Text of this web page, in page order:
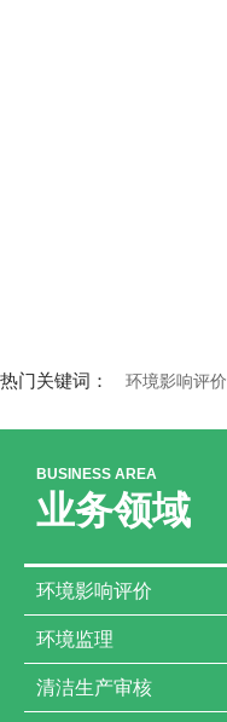
热门关键词： 环境影响评价
BUSINESS AREA
业务领域
环境影响评价
环境监理
清洁生产审核